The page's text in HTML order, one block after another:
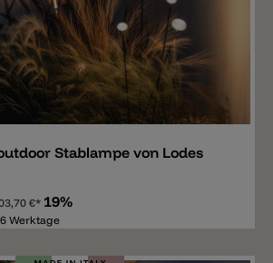
Stablampe von Lodes
€* 19%
Werktage